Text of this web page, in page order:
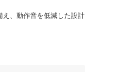
、動作音を低減した設計